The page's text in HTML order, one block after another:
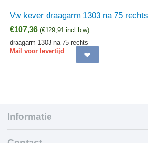
Vw kever draagarm 1303 na 75 rechts
€107,36 (€129,91 incl btw)
draagarm 1303 na 75 rechts
Mail voor levertijd
Informatie